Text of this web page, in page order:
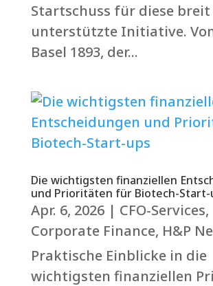
Startschuss für diese breit
unterstützte Initiative.
Basel 1893, der...
Die wichtigsten finanziellen
und Prioritäten für Biotech-Start-
Apr. 6, 2026| CFO-Services,
Corporate Finance, H&P
Praktische Einblicke in die
wichtigsten finanziellen